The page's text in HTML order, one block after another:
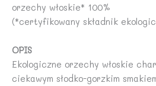
orzechy włoskie* 100%
(*certyfikowany składnik
OPIS
Ekologiczne orzechy włoskie
ciekawym słodko-gorzkim